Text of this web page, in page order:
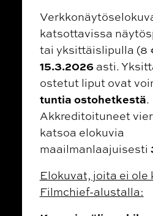
katsottavissa
tai yksittäislipulla (8
15.3.2026asti.
ostetut liput ovat
tuntia ostohetkestä.
Akkreditoituneet
katsoa elokuvia
maailmanlaajuisesti
Elokuvat, joita ei
Filmchief-alustalla: